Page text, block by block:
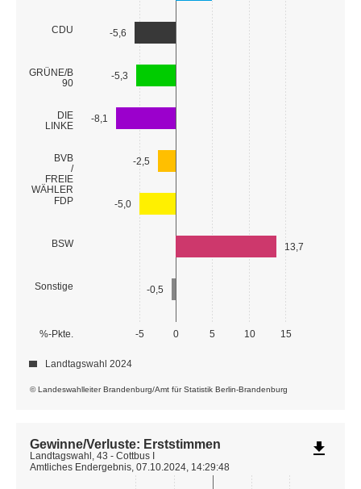
CDU
GRÜNE/B
90
DIE
LINKE
BVB
/
FREIE
WÄHLER
FDP
BSW
Sonstige
-5 0 5 10 15
%-Pkte.
-5,6
-5,3
-8,1
-2,5
-5,0
13,7
-0,5
© Landeswahlleiter Brandenburg/Amt für Statistik Berlin-Brandenburg
Landtagswahl 2024
Gewinne/Verluste: Erststimmen
Landtagswahl, 43 - Cottbus I
Amtliches Endergebnis, 07.10.2024, 14:29:48
file_download